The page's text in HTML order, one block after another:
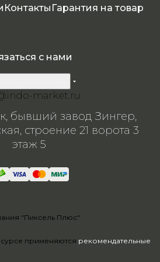
Контакты Гарантия на товар
применяются рекомендательные
с нами
market.ru
бывший завод Зингер,
строение 21 ворота 3
этаж 5
"Пиксель Плюс"